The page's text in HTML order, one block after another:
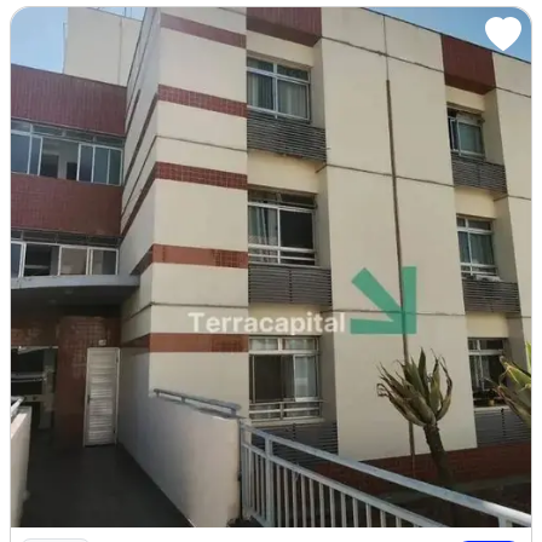
Todos os equipamentos da cozinha são
novíssimos e de qualidade impecável:
geladeira duplex Brastemp;
forno de micro-ondas Brastemp;
máquina de lavar Midéia Inverter de 11 kg,
com abertura frontal e na cozinha ainda
temos, pia, armários e tanque de lavar roupa
(embutido dentro do armário).
Na sala tem um sofá e uma TV 32 polegadas
de tela plana além de escrivânia e estante.
No quarto Cama Box nova, ar-condicionado,